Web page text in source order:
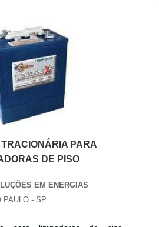
PARA
DE PISO
EM ENERGIAS
PAULO - SP